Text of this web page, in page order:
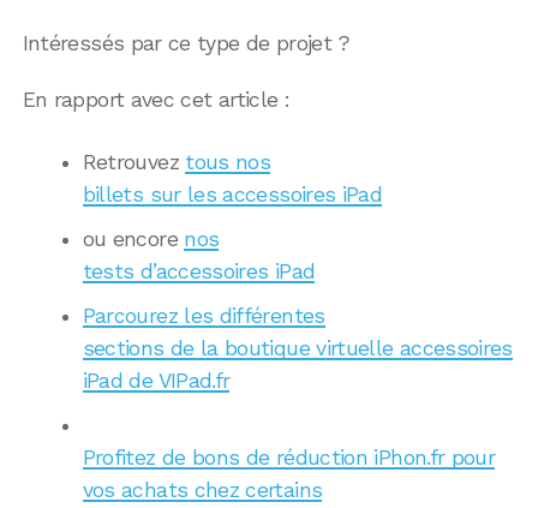
Intéressés par ce type de projet ?
En rapport avec cet article :
Retrouvez tous nos
billets sur les accessoires iPad
ou encore nos
tests d’accessoires iPad
Parcourez les différentes
sections de la boutique virtuelle accessoires
iPad de VIPad.fr
Profitez de bons de réduction iPhon.fr pour
vos achats chez certains